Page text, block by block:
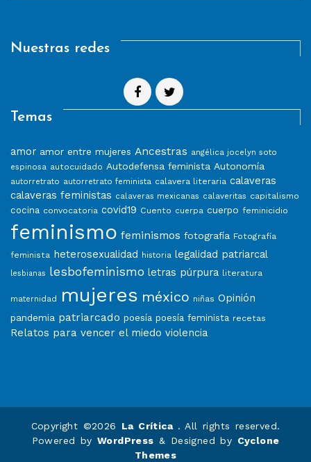
Nuestras redes
Temas
amor amor entre mujeres Ancestras angélica jocelyn soto
espinosa autocuidado Autodefensa feminista Autonomía
autorretrato autorretrato feminista calavera literaria calaveras
calaveras feministas calaveras mexicanas calaveritas capitalismo
cocina convocatoria covid19 Cuento cuerpa cuerpo feminicidio
feminismo feminismos fotografía Fotografía
feminista heterosexualidad historia legalidad patriarcal
lesbianas lesbofeminismo letras púrpura literatura
maternidad mujeres méxico niñas Opinión
pandemia patriarcado poesía poesía feminista recetas
Relatos para vencer el miedo violencia
Copyright ©2026 La Crítica . All rights reserved.
Powered by WordPress & Designed by Cyclone
Themes